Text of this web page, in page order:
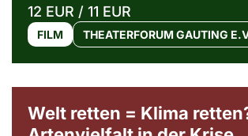
12 EUR / 11 EUR
FILM THEATERFORUM GAUTING
Welt retten = Klima